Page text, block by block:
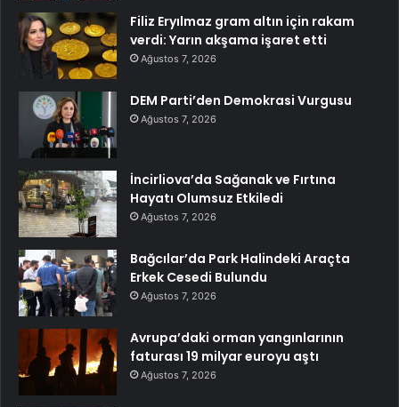
Filiz Eryılmaz gram altın için rakam
verdi: Yarın akşama işaret etti
Ağustos 7, 2026
DEM Parti’den Demokrasi Vurgusu
Ağustos 7, 2026
İncirliova’da Sağanak ve Fırtına
Hayatı Olumsuz Etkiledi
Ağustos 7, 2026
Bağcılar’da Park Halindeki Araçta
Erkek Cesedi Bulundu
Ağustos 7, 2026
Avrupa’daki orman yangınlarının
faturası 19 milyar euroyu aştı
Ağustos 7, 2026